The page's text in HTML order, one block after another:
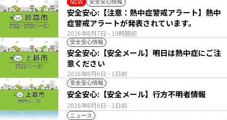
NEW 安全安心情報
2026年8月7日 - 10時間前
安全安心:【注意：熱中症警戒アラート】熱中
症警戒アラートが発表されています。
安全安心情報
2026年8月6日 - 1日前
安全安心:【安全メール】明日は熱中症にご注
意ください
安全安心情報
2026年8月6日 - 1日前
安全安心:【安全メール】行方不明者情報
ニュース